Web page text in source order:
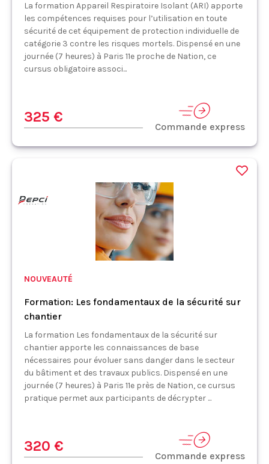
La formation Appareil Respiratoire Isolant (ARI) apporte
les compétences requises pour l’utilisation en toute
sécurité de cet équipement de protection individuelle de
catégorie 3 contre les risques mortels. Dispensé en une
journée (7 heures) à Paris 11e proche de Nation, ce
cursus obligatoire associ...
325 €
Commande express
NOUVEAUTÉ
Formation: Les fondamentaux de la sécurité sur
chantier
La formation Les fondamentaux de la sécurité sur
chantier apporte les connaissances de base
nécessaires pour évoluer sans danger dans le secteur
du bâtiment et des travaux publics. Dispensé en une
journée (7 heures) à Paris 11e près de Nation, ce cursus
pratique permet aux participants de décrypter ...
320 €
Commande express